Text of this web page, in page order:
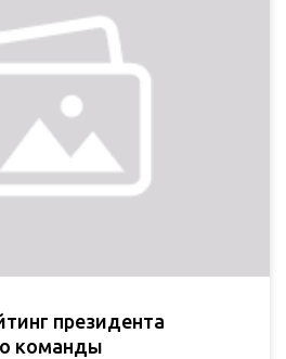
президента
команды